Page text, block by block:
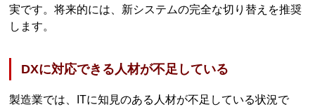
実です。将来的には、新システムの完全な切り替えを推奨
します。
DXに対応できる人材が不足している
製造業では、ITに知見のある人材が不足している状況で